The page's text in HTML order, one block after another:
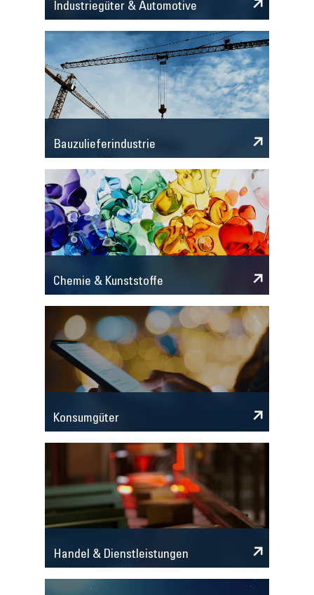
Industriegüter & Automotive
Bauzulieferindustrie
Chemie & Kunststoffe
Konsumgüter
Handel & Dienstleistungen